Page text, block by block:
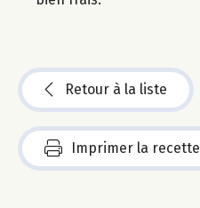
Retour à la liste
Imprimer la recette